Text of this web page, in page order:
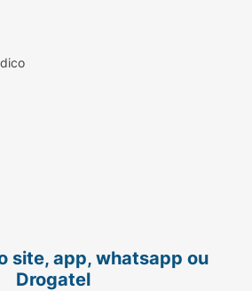
site, app, whatsapp ou
Drogatel